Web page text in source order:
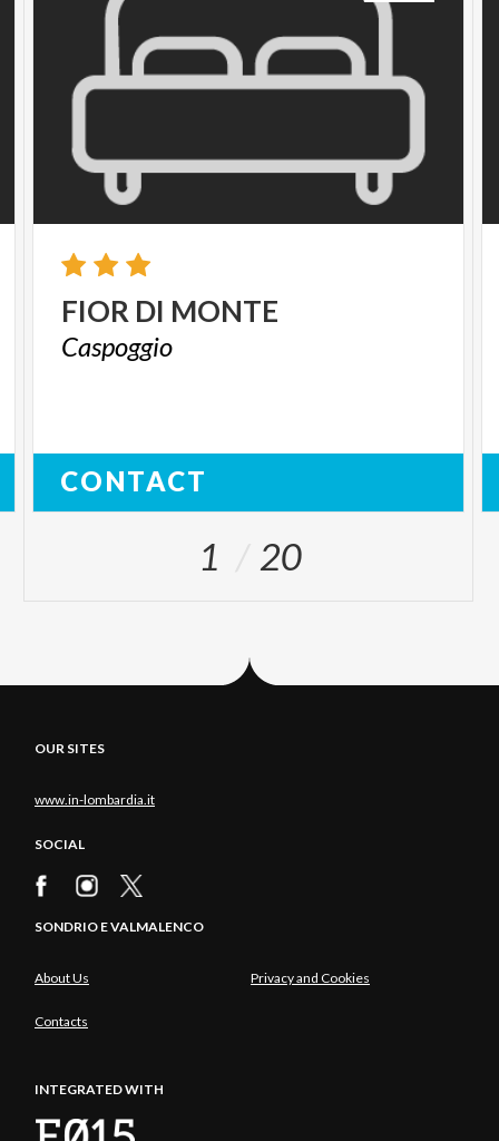
FIOR DI MONTE
Caspoggio
CONTACT
1 20
OUR SITES
www.in-lombardia.it
SOCIAL
SONDRIO E VALMALENCO
About Us Privacy and Cookies
Contacts
INTEGRATED WITH